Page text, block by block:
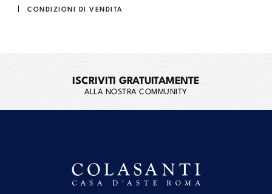
CONDIZIONI DI VENDITA
ISCRIVITI GRATUITAMENTE
ALLA NOSTRA COMMUNITY